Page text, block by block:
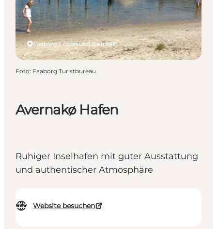
Reiseplanung
Avernakø Hafen
Ruhiger Inselhafen mit guter Ausstattung
und authentischer Atmosphäre
Website besuchen
Faaborg, Fünen und die Inseln
Foto: Faaborg Turistbureau